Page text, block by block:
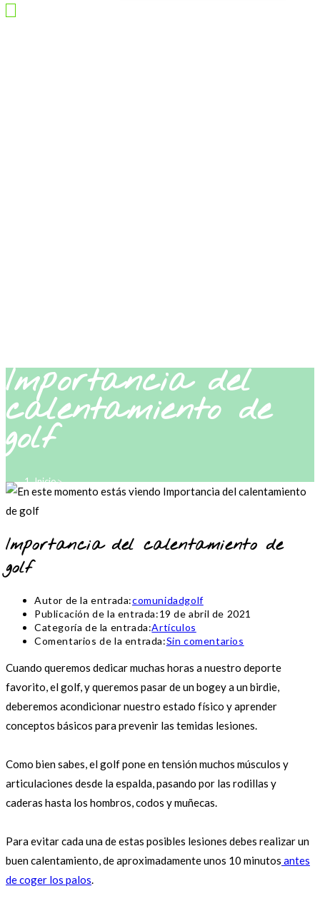
Importancia del
calentamiento de
golf
Inicio>
Artículos>
Importancia del calentamiento de golf
Importancia del calentamiento de
golf
Autor de la entrada:comunidadgolf
Publicación de la entrada:19 de abril de 2021
Categoría de la entrada:Artículos
Comentarios de la entrada:Sin comentarios
Cuando queremos dedicar muchas horas a nuestro deporte
favorito, el golf, y queremos pasar de un bogey a un birdie,
deberemos acondicionar nuestro estado físico y aprender
conceptos básicos para prevenir las temidas lesiones.
Como bien sabes, el golf pone en tensión muchos músculos y
articulaciones desde la espalda, pasando por las rodillas y
caderas hasta los hombros, codos y muñecas.
Para evitar cada una de estas posibles lesiones debes realizar un
buen calentamiento, de aproximadamente unos 10 minutos antes
de coger los palos.